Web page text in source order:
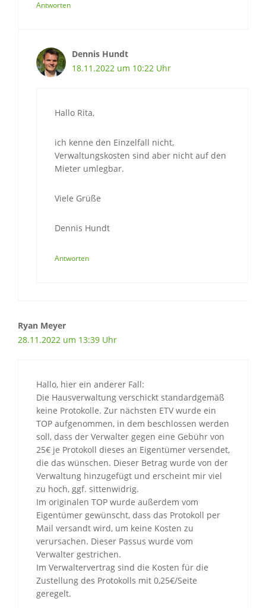
Antworten
Dennis Hundt
18.11.2022 um 10:22 Uhr
Hallo Rita,
ich kenne den Einzelfall nicht,
Verwaltungskosten sind aber nicht auf den
Mieter umlegbar.
Viele Grüße
Dennis Hundt
Antworten
Ryan Meyer
28.11.2022 um 13:39 Uhr
Hallo, hier ein anderer Fall:
Die Hausverwaltung verschickt standardgemäß
keine Protokolle. Zur nächsten ETV wurde ein
TOP aufgenommen, in dem beschlossen werden
soll, dass der Verwalter gegen eine Gebühr von
25€ je Protokoll dieses an Eigentümer versendet,
die das wünschen. Dieser Betrag wurde von der
Verwaltung hinzugefügt und erscheint mir viel
zu hoch, ggf. sittenwidrig.
Im originalen TOP wurde außerdem vom
Eigentümer gewünscht, dass das Protokoll per
Mail versandt wird, um keine Kosten zu
verursachen. Dieser Passus wurde vom
Verwalter gestrichen.
Im Verwaltervertrag sind die Kosten für die
Zustellung des Protokolls mit 0,25€/Seite
geregelt.